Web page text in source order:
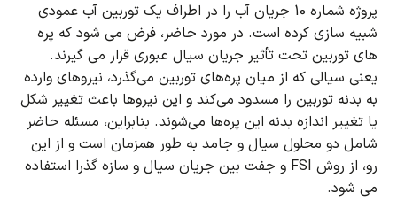
پروژه شماره 10 جریان آب را در اطراف یک توربین آب عمودی
شبیه سازی کرده است. در مورد حاضر، فرض می شود که پره
های توربین تحت تأثیر جریان سیال عبوری قرار می گیرند.
یعنی سیالی که از میان پره‌های توربین می‌گذرد، نیروهای وارده
به بدنه توربین را مسدود می‌کند و این نیروها باعث تغییر شکل
یا تغییر اندازه بدنه این پره‌ها می‌شوند. بنابراین، مسئله حاضر
شامل دو محلول سیال و جامد به طور همزمان است و از این
رو، از روش FSI و جفت بین جریان سیال و سازه گذرا استفاده
می شود.